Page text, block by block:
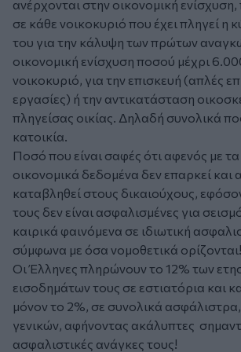
ανέρχονται στην οικονομική
σε κάθε νοικοκυριό που έχει πληγεί η
του για την κάλυψη των πρώτων
οικονομική ενίσχυση ποσού μέχρι
νοικοκυριό, για την επισκευή (απλές
εργασίες) ή την αντικατάσταση
πληγείσας οικίας. Δηλαδή συνολικά
κατοικία.
Ποσό που είναι σαφές ότι αφενός με
οικονομικά δεδομένα δεν επαρκεί και
καταβληθεί στους δικαιούχους,
τους δεν είναι ασφαλισμένες για
καιρικά φαινόμενα σε ιδιωτική
σύμφωνα με όσα νομοθετικά ορίζονται!
Οι Έλληνες πληρώνουν το 12% των
εισοδημάτων τους σε εστιατόρια και
μόνον το 2%, σε συνολικά
γενικών, αφήνοντας ακάλυπτες
ασφαλιστικές ανάγκες τους!